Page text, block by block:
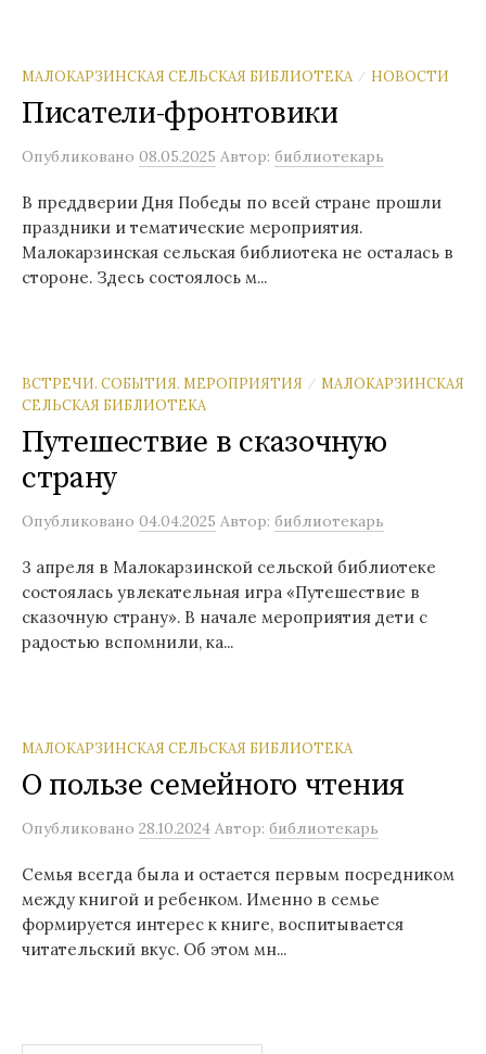
МАЛОКАРЗИНСКАЯ СЕЛЬСКАЯ БИБЛИОТЕКА / НОВОСТИ
Писатели-фронтовики
Опубликовано 08.05.2025 Автор: библиотекарь
В преддверии Дня Победы по всей стране прошли
праздники и тематические мероприятия.
Малокарзинская сельская библиотека не осталась в
стороне. Здесь состоялось м...
ВСТРЕЧИ. СОБЫТИЯ. МЕРОПРИЯТИЯ / МАЛОКАРЗИНСКАЯ
СЕЛЬСКАЯ БИБЛИОТЕКА
Путешествие в сказочную
страну
Опубликовано 04.04.2025 Автор: библиотекарь
3 апреля в Малокарзинской сельской библиотеке
состоялась увлекательная игра «Путешествие в
сказочную страну». В начале мероприятия дети с
радостью вспомнили, ка...
МАЛОКАРЗИНСКАЯ СЕЛЬСКАЯ БИБЛИОТЕКА
О пользе семейного чтения
Опубликовано 28.10.2024 Автор: библиотекарь
Семья всегда была и остается первым посредником
между книгой и ребенком. Именно в семье
формируется интерес к книге, воспитывается
читательский вкус. Об этом мн...